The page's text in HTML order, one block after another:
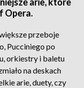
Opera.
przeboje
Pucciniego po
orkiestry i baletu
na deskach
arie, duety, czy